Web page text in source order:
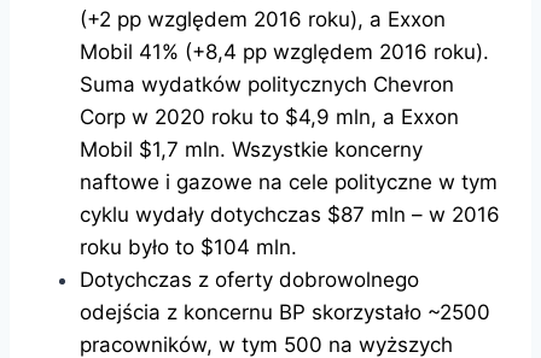
(+2 pp względem 2016 roku), a Exxon
Mobil 41% (+8,4 pp względem 2016 roku).
Suma wydatków politycznych Chevron
Corp w 2020 roku to $4,9 mln, a Exxon
Mobil $1,7 mln. Wszystkie koncerny
naftowe i gazowe na cele polityczne w tym
cyklu wydały dotychczas $87 mln – w 2016
roku było to $104 mln.
Dotychczas z oferty dobrowolnego
odejścia z koncernu BP skorzystało ~2500
pracowników, w tym 500 na wyższych